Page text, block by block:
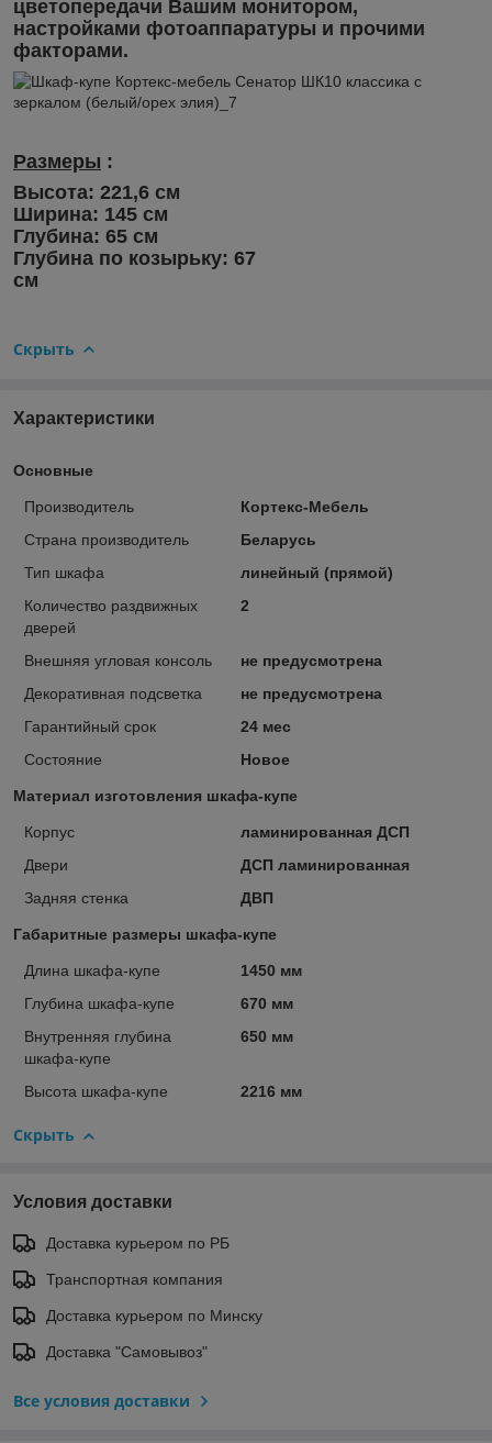
цветопередачи Вашим монитором,
настройками фотоаппаратуры и прочими
факторами.
Размеры :
Высота: 221,6 см
Ширина: 145 см
Глубина: 65 см
Глубина по козырьку: 67
см
Скрыть
Характеристики
Основные
Производитель
Кортекс-Мебель
Страна производитель
Беларусь
Тип шкафа
линейный (прямой)
Количество раздвижных
дверей
2
Внешняя угловая консоль
не предусмотрена
Декоративная подсветка
не предусмотрена
Гарантийный срок
24 мес
Состояние
Новое
Материал изготовления шкафа-купе
Корпус
ламинированная ДСП
Двери
ДСП ламинированная
Задняя стенка
ДВП
Габаритные размеры шкафа-купе
Длина шкафа-купе
1450 мм
Глубина шкафа-купе
670 мм
Внутренняя глубина
шкафа-купе
650 мм
Высота шкафа-купе 2216 мм
Скрыть
Условия доставки
Доставка курьером по РБ
Транспортная компания
Доставка курьером по Минску
Доставка "Самовывоз"
Все условия доставки